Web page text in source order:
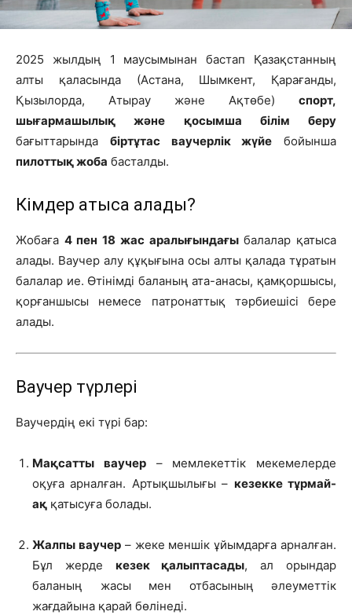
2025 жылдың 1 маусымынан бастап Қазақстанның
алты қаласында (Астана, Шымкент, Қарағанды,
Қызылорда, Атырау және Ақтөбе) спорт,
шығармашылық және қосымша білім беру
бағыттарында біртұтас ваучерлік жүйе бойынша
пилоттық жоба басталды.
Кімдер қатыса алады?
Жобаға 4 пен 18 жас аралығындағыбалалар қатыса
алады. Ваучер алу құқығына осы алты қалада тұратын
балалар ие. Өтінімді баланың ата-анасы, қамқоршысы,
қорғаншысы немесе патронаттық тәрбиешісі бере
алады.
Ваучер түрлері
Ваучердің екі түрі бар:
Мақсатты ваучер– мемлекеттік мекемелерде
оқуға арналған. Артықшылығы – кезекке тұрмай-
ақ қатысуға болады.
Жалпы ваучер– жеке меншік ұйымдарға арналған.
Бұл жерде кезек қалыптасады, ал орындар
баланың жасы мен отбасының әлеуметтік
жағдайына қарай бөлінеді.